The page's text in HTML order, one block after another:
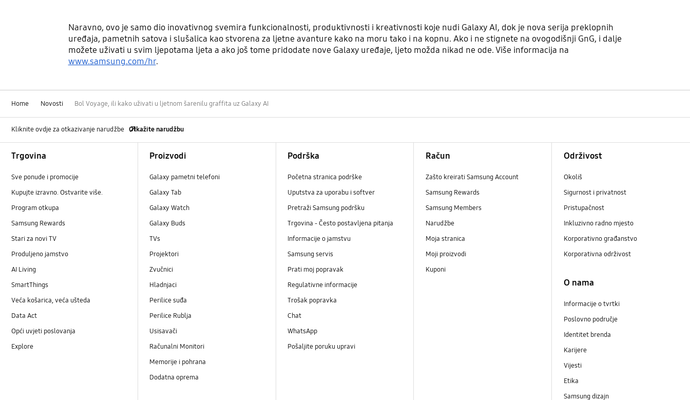
Naravno, ovo je samo dio inovativnog svemira funkcionalnosti, produktivnosti i kreativnosti koje nudi Galaxy AI, dok je nova serija preklopnih
uređaja, pametnih satova i slušalica kao stvorena za ljetne avanture kako na moru tako i na kopnu. Ako i ne stignete na ovogodišnji GnG, i dalje
možete uživati u svim ljepotama ljeta a ako još tome pridodate nove Galaxy uređaje, ljeto možda nikad ne ode. Više informacija na
www.samsung.com/hr.
Home Novosti Bol Voyage, ili kako uživati u ljetnom šarenilu graffita uz Galaxy AI
Kliknite ovdje za otkazivanje narudžbe Otkažite narudžbu
Trgovina
Sve ponude i promocije
Kupujte izravno. Ostvarite više.
Program otkupa
Samsung Rewards
Stari za novi TV
Produljeno jamstvo
AI Living
SmartThings
Veća košarica, veća ušteda
Data Act
Opći uvjeti poslovanja
Explore
Proizvodi
Galaxy pametni telefoni
Galaxy Tab
Galaxy Watch
Galaxy Buds
TVs
Projektori
Zvučnici
Hladnjaci
Perilice suđa
Perilice Rublja
Usisavači
Računalni Monitori
Memorije i pohrana
Dodatna oprema
Podrška
Početna stranica podrške
Uputstva za uporabu i softver
Pretraži Samsung podršku
Trgovina - Često postavljena pitanja
Informacije o jamstvu
Samsung servis
Prati moj popravak
Regulativne informacije
Trošak popravka
Chat
WhatsApp
Pošaljite poruku upravi
Račun
Zašto kreirati Samsung Account
Samsung Rewards
Samsung Members
Narudžbe
Moja stranica
Moji proizvodi
Kuponi
Održivost
Okoliš
Sigurnost i privatnost
Pristupačnost
Inkluzivno radno mjesto
Korporativno građanstvo
Korporativna održivost
O nama
Informacije o tvrtki
Poslovno područje
Identitet brenda
Karijere
Vijesti
Etika
Samsung dizajn